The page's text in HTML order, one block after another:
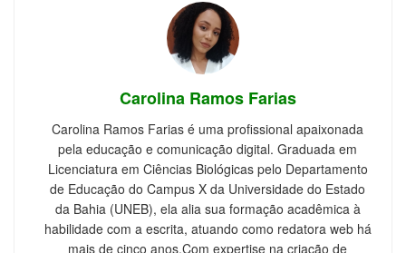
Carolina Ramos Farias
Carolina Ramos Farias é uma profissional apaixonada
pela educação e comunicação digital. Graduada em
Licenciatura em Ciências Biológicas pelo Departamento
de Educação do Campus X da Universidade do Estado
da Bahia (UNEB), ela alia sua formação acadêmica à
habilidade com a escrita, atuando como redatora web há
mais de cinco anos.Com expertise na criação de